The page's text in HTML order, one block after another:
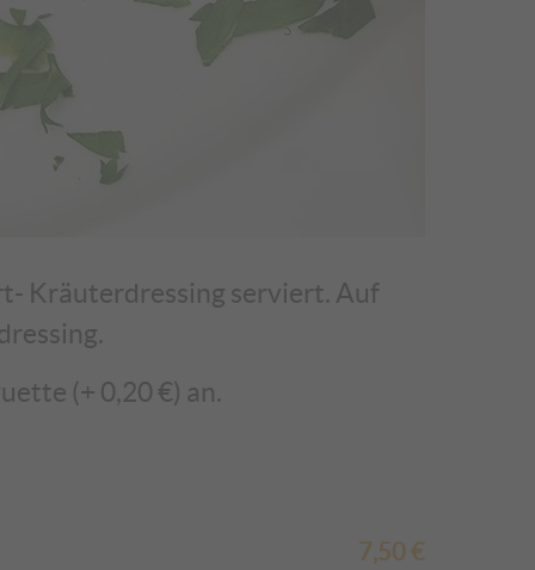
Kräuterdressing serviert. Auf
(+ 0,20 €) an.
7,50 €